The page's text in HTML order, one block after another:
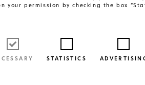
your permission by checking the box
STATISTICS